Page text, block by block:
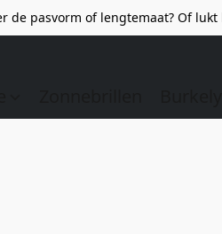
de pasvorm of lengtemaat? Of